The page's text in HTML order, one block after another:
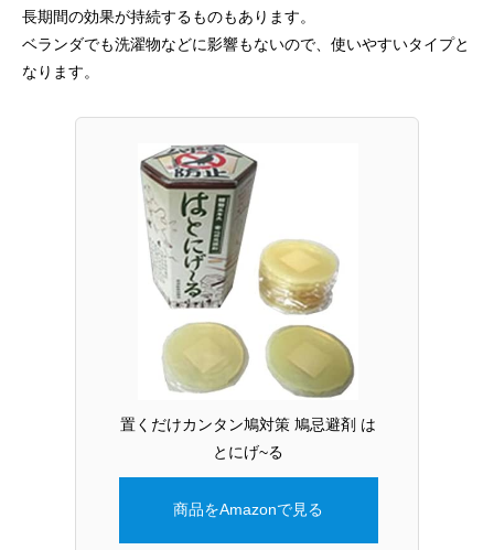
長期間の効果が持続するものもあります。
ベランダでも洗濯物などに影響もないので、使いやすいタイプと
なります。
置くだけカンタン鳩対策 鳩忌避剤 は
とにげ~る
商品をAmazonで見る